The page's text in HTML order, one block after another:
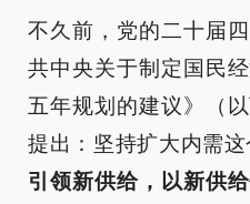
不久前，党的二十届
共中央关于制定国民
五年规划的建议》（
提出：坚持扩大内需这
引领新供给，以新供